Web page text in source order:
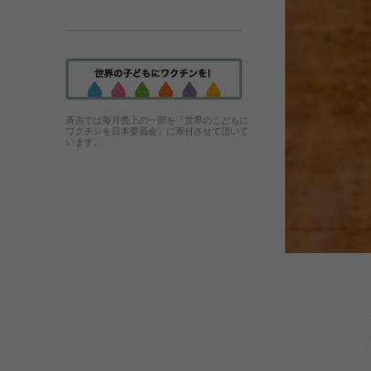
斉吉では毎月売上の一部を「世界のこどもに
ワクチンを日本委員会」に寄付させて頂いて
います。